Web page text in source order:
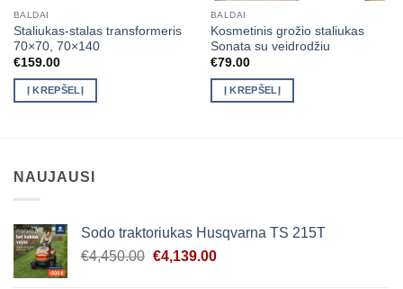
BALDAI
Staliukas-stalas transformeris
70×70, 70×140
€159.00
Į KREPŠELĮ
BALDAI
Kosmetinis grožio staliukas
Sonata su veidrodžiu
€79.00
Į KREPŠELĮ
NAUJAUSI
Sodo traktoriukas Husqvarna TS 215T
€4,450.00 Original
€4,139.00Current